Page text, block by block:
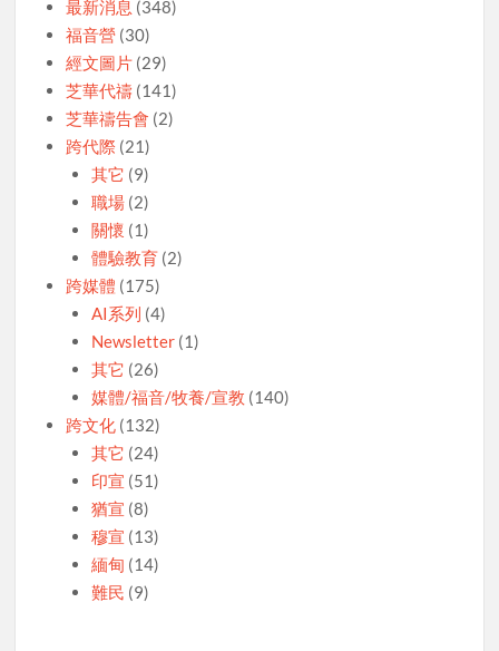
最新消息 (348)
福音營 (30)
經文圖片 (29)
芝華代禱 (141)
芝華禱告會 (2)
跨代際 (21)
其它 (9)
職場(2)
關懷 (1)
體驗教育(2)
跨媒體 (175)
AI系列 (4)
Newsletter(1)
其它 (26)
媒體/福音/牧養/宣教 (140)
跨文化 (132)
其它 (24)
印宣 (51)
猶宣 (8)
穆宣 (13)
緬甸 (14)
難民 (9)